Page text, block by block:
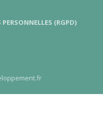
(RGPD)